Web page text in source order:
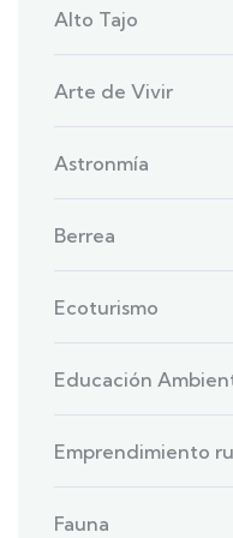
Alto Tajo
Arte de Vivir
Astronmía
Berrea
Ecoturismo
Educación
Emprendimiento
Fauna